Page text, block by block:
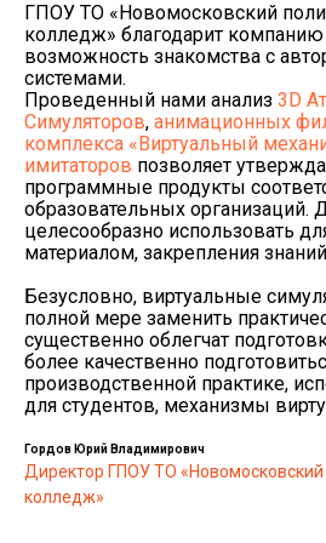
ГПОУ ТО «Новомосковский
колледж» благодарит компанию
возможность знакомства с
системами.
Проведенный нами анализ 3D
Симуляторов, анимационных
комплекса «Виртуальный
имитаторов позволяет
программные продукты
образовательных
целесообразно использовать
материалом, закрепления
Безусловно, виртуальные
полной мере заменить
существенно облегчат
более качественно
производственной практике,
для студентов, механизмы
Гордов Юрий Владимирович
Директор ГПОУ ТО «Новомосковский
колледж»